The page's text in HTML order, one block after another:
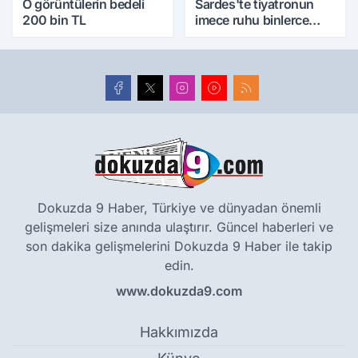
O görüntülerin bedeli
200 bin TL
Sardes'te tiyatronun
imece ruhu binlerce
Dokuzda 9 Haber, Türkiye ve dünyadan önemli
gelişmeleri size anında ulaştırır. Güncel haberleri ve
son dakika gelişmelerini Dokuzda 9 Haber ile takip
edin.
www.dokuzda9.com
Hakkımızda